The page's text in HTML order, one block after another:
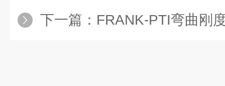
下一篇： FRANK-PTI弯曲刚